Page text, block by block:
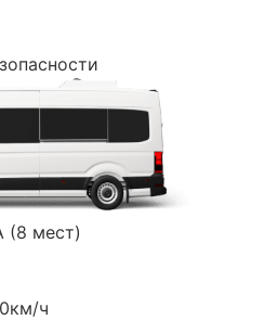
(8 мест)
ч